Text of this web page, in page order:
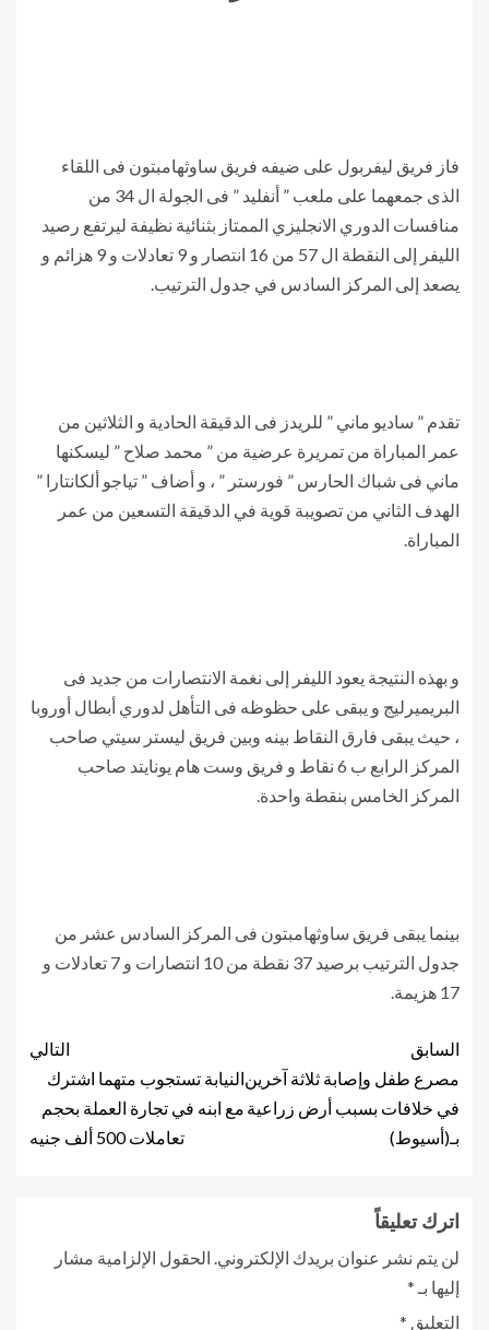
فاز فريق ليفربول على ضيفه فريق ساوثهامبتون فى اللقاء
الذى جمعهما على ملعب ” أنفليد ” فى الجولة ال 34 من
منافسات الدوري الانجليزي الممتاز بثنائية نظيفة ليرتفع رصيد
الليفر إلى النقطة ال 57 من 16 انتصار و 9 تعادلات و 9 هزائم و
يصعد إلى المركز السادس في جدول الترتيب.
تقدم ” ساديو ماني ” للريدز فى الدقيقة الحادية و الثلاثين من
عمر المباراة من تمريرة عرضية من ” محمد صلاح ” ليسكنها
ماني فى شباك الحارس ” فورستر ” ، و أضاف ” تياجو ألكانتارا ”
الهدف الثاني من تصويبة قوية في الدقيقة التسعين من عمر
المباراة.
و بهذه النتيجة يعود الليفر إلى نغمة الانتصارات من جديد فى
البريميرليج و يبقى على حظوظه فى التأهل لدوري أبطال أوروبا
، حيث يبقى فارق النقاط بينه وبين فريق ليستر سيتي صاحب
المركز الرابع ب 6 نقاط و فريق وست هام يونايتد صاحب
المركز الخامس بنقطة واحدة.
بينما يبقى فريق ساوثهامبتون فى المركز السادس عشر من
جدول الترتيب برصيد 37 نقطة من 10 انتصارات و 7 تعادلات و
17 هزيمة.
السابق
مصرع طفل وإصابة ثلاثة آخرين
في خلافات بسبب أرض زراعية
بـ(أسيوط)
التالي
النيابة تستجوب متهما اشترك
مع ابنه في تجارة العملة بحجم
تعاملات 500 ألف جنيه
اترك تعليقاً
لن يتم نشر عنوان بريدك الإلكتروني. الحقول الإلزامية مشار
إليها بـ *
التعليق *